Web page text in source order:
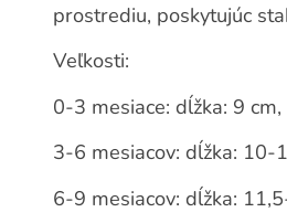
prostrediu, poskytujúc
Veľkosti:
0-3 mesiace: dĺžka: 9
3-6 mesiacov: dĺžka: 10-
6-9 mesiacov: dĺžka: